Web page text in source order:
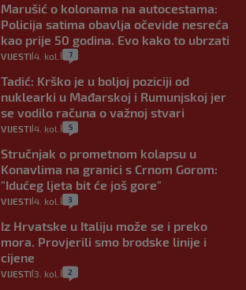
Marušić o kolonama na autocestama:
Policija satima obavlja očevide nesreća
kao prije 50 godina. Evo kako to ubrzati
VIJESTI 4. kol. 7
Tadić: Krško je u boljoj poziciji od
nuklearki u Mađarskoj i Rumunjskoj jer
se vodilo računa o važnoj stvari
VIJESTI 4. kol. 5
Stručnjak o prometnom kolapsu u
Konavlima na granici s Crnom Gorom:
"Idućeg ljeta bit će još gore"
VIJESTI 4. kol. 3
Iz Hrvatske u Italiju može se i preko
mora. Provjerili smo brodske linije i
cijene
VIJESTI 3. kol. 2